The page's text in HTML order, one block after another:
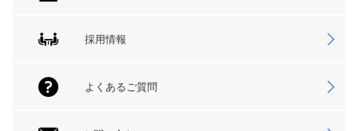
採用情報
よくあるご質問